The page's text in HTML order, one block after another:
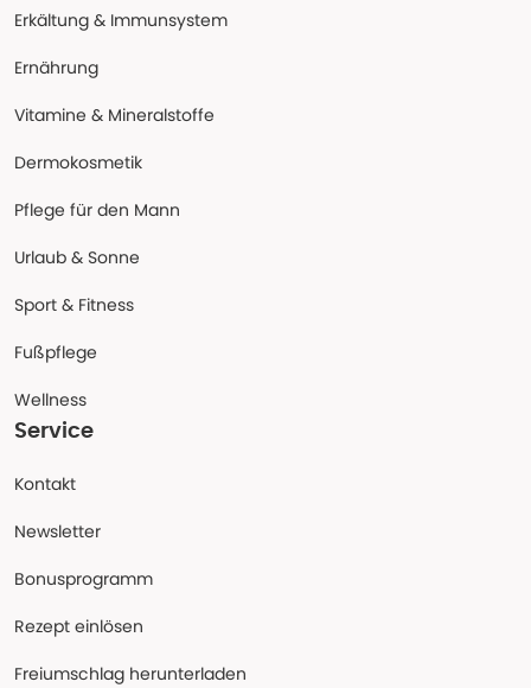
Erkältung & Immunsystem
Ernährung
Vitamine & Mineralstoffe
Dermokosmetik
Pflege für den Mann
Urlaub & Sonne
Sport & Fitness
Fußpflege
Wellness
Service
Kontakt
Newsletter
Bonusprogramm
Rezept einlösen
Freiumschlag herunterladen